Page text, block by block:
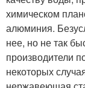
химическом
алюминия.
нее, но не так
производители
некоторых